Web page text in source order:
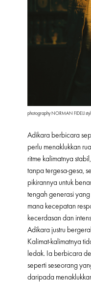
photography NORMAN FIDELI
Adikara berbicara
perlu menaklukkan
ritme kalimatnya
tanpa tergesa-gesa,
pikirannya untuk
tengah generasi
mana kecepatan
kecerdasan dan
Adikara justru
Kalimat-kalimatnya
ledak. Ia berbicara
seperti seseorang
daripada